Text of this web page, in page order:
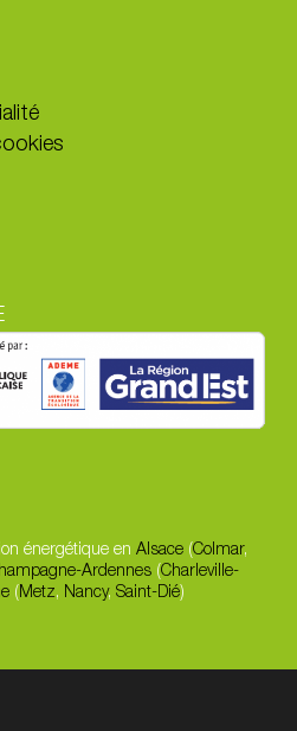
énergétique en Alsace (Colmar,
Ardennes(Charleville-
(Metz, Nancy, Saint-Dié)